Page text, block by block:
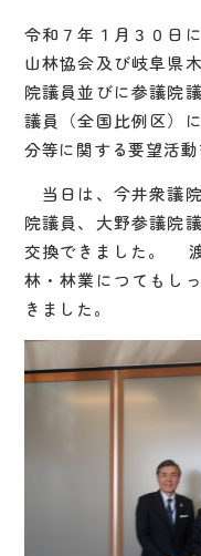
令和７年１月３０日
山林協会及び岐阜県
院議員並びに参議院
議員（全国比例区）
分等に関する要望活動
当日は、今井衆議
院議員、大野参議院
交換できました。
林・林業につてもし
きました。